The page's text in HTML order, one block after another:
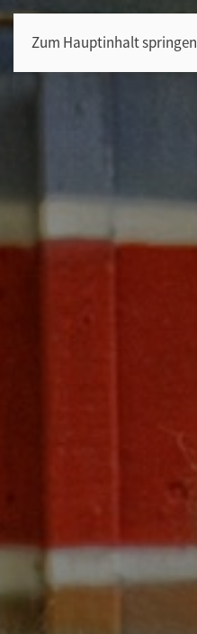
Zum Hauptinhalt springen